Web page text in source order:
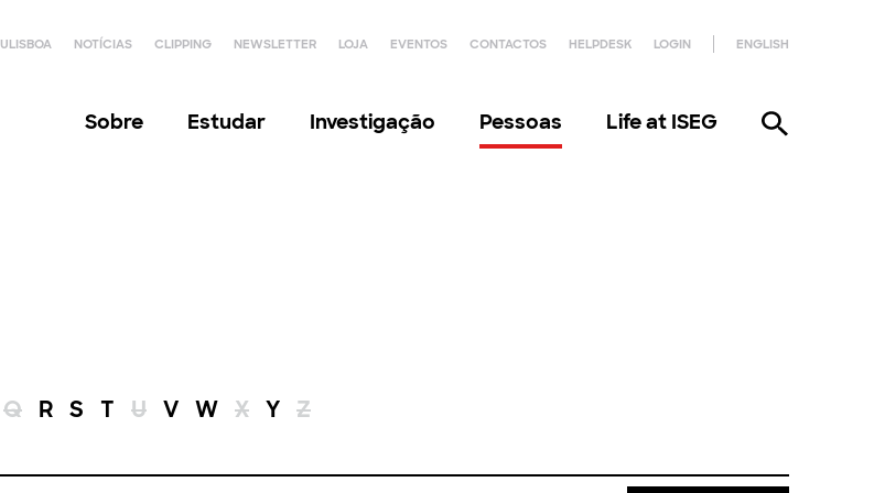
ULISBOA NOTÍCIAS CLIPPING NEWSLETTER LOJA EVENTOS CONTACTOS HELPDESK LOGIN ENGLISH
Sobre Estudar Investigação Pessoas Life at ISEG
Q R S T U V W X Y Z